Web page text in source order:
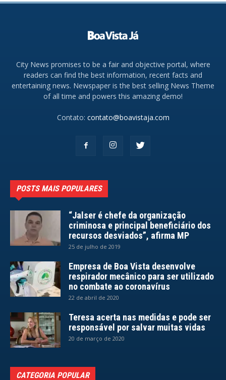
City News promises to be a fair and objective portal, where
readers can find the best information, recent facts and
entertaining news. Newspaper is the best selling News Theme
of all time and powers this amazing demo!
Contato: contato@boavistaja.com
POSTS MAIS POPULARES
“Jalser é chefe da organização
criminosa e principal beneficiário dos
recursos desviados”, afirma MP
25 de julho de 2019
Empresa de Boa Vista desenvolve
respirador mecânico para ser utilizado
no combate ao coronavírus
22 de abril de 2020
Teresa acerta nas medidas e pode ser
responsável por salvar muitas vidas
20 de março de 2020
CATEGORIA POPULAR